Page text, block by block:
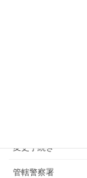
変更手続き
管轄警察署